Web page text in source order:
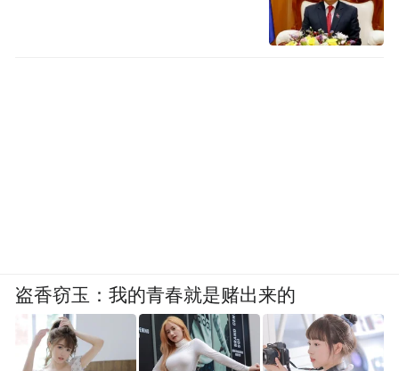
盗香窃玉：我的青春就是赌出来的